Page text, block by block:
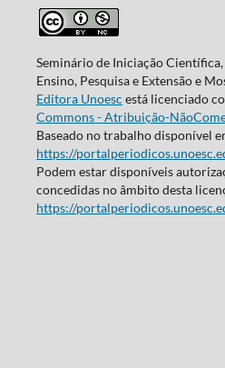
Seminário de Iniciação
Ensino, Pesquisa e Extensão e
Editora Unoesc está licenciado
Commons - Atribuição-
Baseado no trabalho disponível
https://
Podem estar disponíveis
concedidas no âmbito desta
https://